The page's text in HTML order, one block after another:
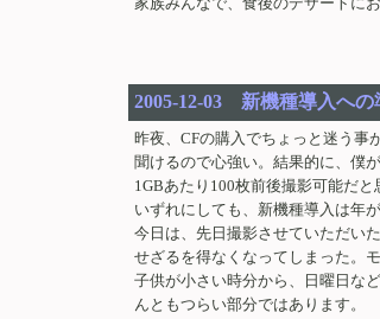
2005-12-03 新機種導入への
昨夜、CFの購入でちょっと迷う事
聞けるので心強い。結果的に、僕
1GBあたり100枚前後撮影可能だ
いずれにしても、新機種導入は年
今日は、先日撮影させていただい
せざるを得なくなってしまった。
子供が小さい時分から、日曜日な
んともつらい部分ではあります。